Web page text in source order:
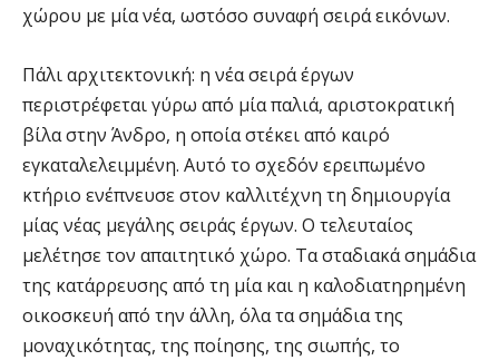
χώρου με μία νέα, ωστόσο συναφή σειρά εικόνων.
Πάλι αρχιτεκτονική: η νέα σειρά έργων
περιστρέφεται γύρω από μία παλιά, αριστοκρατική
βίλα στην Άνδρο, η οποία στέκει από καιρό
εγκαταλελειμμένη. Αυτό το σχεδόν ερειπωμένο
κτήριο ενέπνευσε στον καλλιτέχνη τη δημιουργία
μίας νέας μεγάλης σειράς έργων. Ο τελευταίος
μελέτησε τον απαιτητικό χώρο. Τα σταδιακά σημάδια
της κατάρρευσης από τη μία και η καλοδιατηρημένη
οικοσκευή από την άλλη, όλα τα σημάδια της
μοναχικότητας, της ποίησης, της σιωπής, το